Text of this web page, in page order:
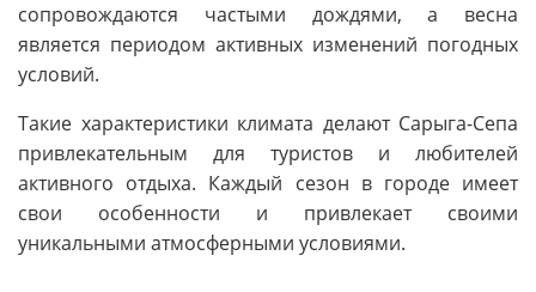
сопровождаются частыми дождями, а весна
является периодом активных изменений погодных
условий.
Такие характеристики климата делают Сарыга-Сепа
привлекательным для туристов и любителей
активного отдыха. Каждый сезон в городе имеет
свои особенности и привлекает своими
уникальными атмосферными условиями.